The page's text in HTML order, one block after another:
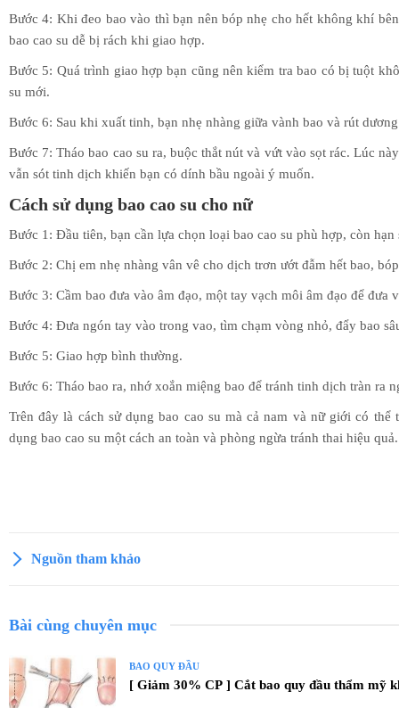
Bước 4: Khi đeo bao vào thì bạn nên bóp nhẹ cho hết không khí
bao cao su dễ bị rách khi giao hợp.
Bước 5: Quá trình giao hợp bạn cũng nên kiểm tra bao có bị tuột
su mới.
Bước 6: Sau khi xuất tinh, bạn nhẹ nhàng giữa vành bao và rút
Bước 7: Tháo bao cao su ra, buộc thắt nút và vứt vào sọt rác. Lúc
vẫn sót tinh dịch khiến bạn có dính bầu ngoài ý muốn.
Cách sử dụng bao cao su cho nữ
Bước 1: Đầu tiên, bạn cần lựa chọn loại bao cao su phù hợp, còn
Bước 2: Chị em nhẹ nhàng vân vê cho dịch trơn ướt đẫm hết bao,
Bước 3: Cầm bao đưa vào âm đạo, một tay vạch môi âm đạo để đưa
Bước 4: Đưa ngón tay vào trong vao, tìm chạm vòng nhỏ, đẩy bao
Bước 5: Giao hợp bình thường.
Bước 6: Tháo bao ra, nhớ xoắn miệng bao để tránh tinh dịch tràn ra
Trên đây là cách sử dụng bao cao su mà cả nam và nữ giới có
dụng bao cao su một cách an toàn và phòng ngừa tránh thai hiệu quả.
Nguồn tham khảo
Bài cùng chuyên mục
BAO QUY ĐẦU
[ Giảm 30% CP ] Cắt bao quy đầu thẩm mỹ